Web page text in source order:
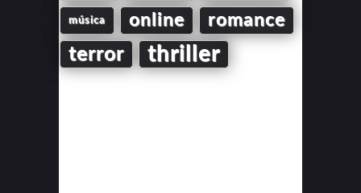
música online romance
terror thriller